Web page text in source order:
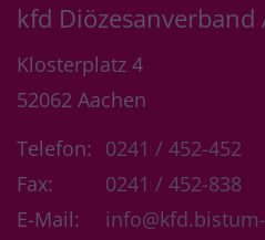
kfd Diözesanverband
Klosterplatz 4
52062 Aachen
Telefon: 0241 / 452-452
Fax:
0241 / 452-838
E-Mail: